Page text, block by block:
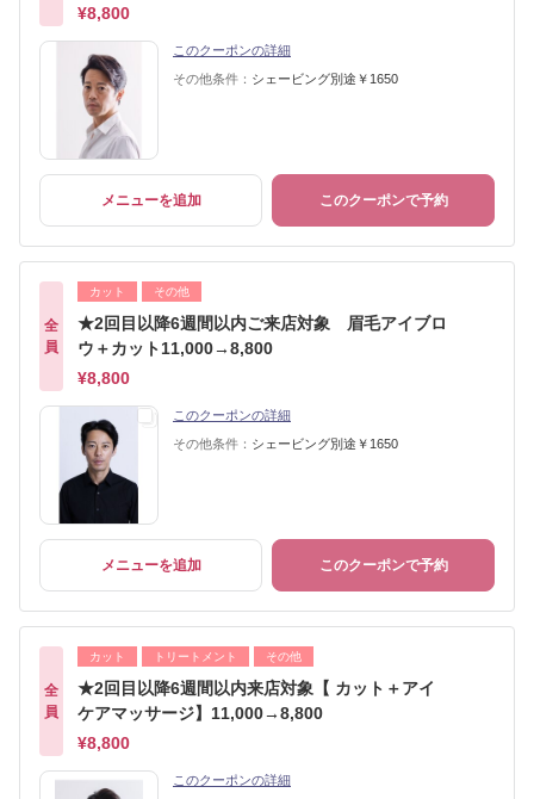
¥8,800
このクーポンの詳細
その他条件： シェービング別途￥1650
メニューを追加 このクーポンで予約
全
員
カット その他
★2回目以降6週間以内ご来店対象 眉毛アイブロ
ウ＋カット11,000→8,800
¥8,800
このクーポンの詳細
その他条件： シェービング別途￥1650
メニューを追加 このクーポンで予約
全
員
カット トリートメント その他
★2回目以降6週間以内来店対象【 カット＋アイ
ケアマッサージ】11,000→8,800
¥8,800
このクーポンの詳細